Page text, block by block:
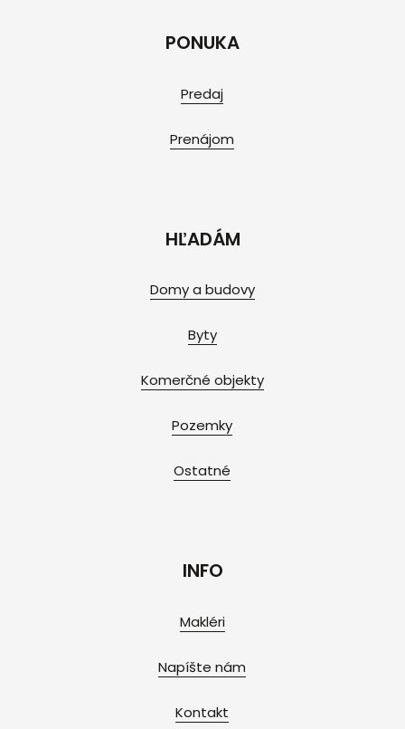
PONUKA
Predaj
Prenájom
HĽADÁM
Domy a budovy
Byty
Komerčné objekty
Pozemky
Ostatné
INFO
Makléri
Napíšte nám
Kontakt